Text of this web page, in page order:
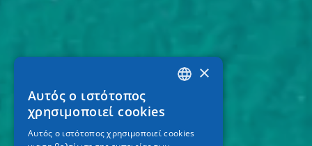
×
Αυτός ο ιστότοπος
χρησιμοποιεί cookies
Αυτός ο ιστότοπος χρησιμοποιεί cookies